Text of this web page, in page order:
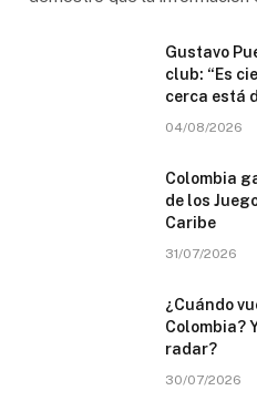
Gustavo
club: “Es
cerca está
04/08/2026
Colombia
de los
Caribe
31/07/2026
¿Cuándo
Colombia?
radar?
30/07/2026